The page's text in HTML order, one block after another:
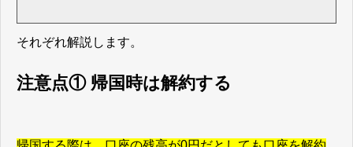
それぞれ解説します。
注意点① 帰国時は解約する